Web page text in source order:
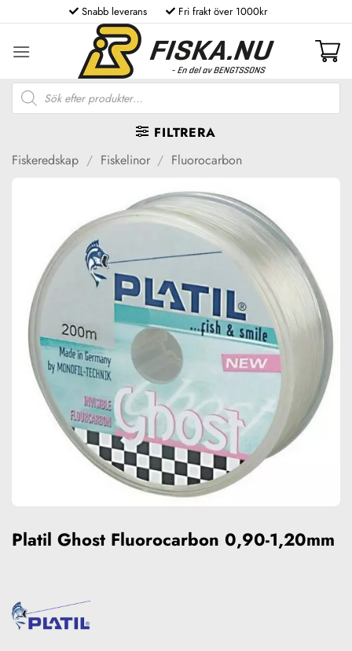
to
content
Snabb leverans Fri frakt över 1000kr
Produktsökning
FILTRERA
Fiskeredskap / Fiskelinor / Fluorocarbon
Platil Ghost Fluorocarbon 0,90-1,20mm